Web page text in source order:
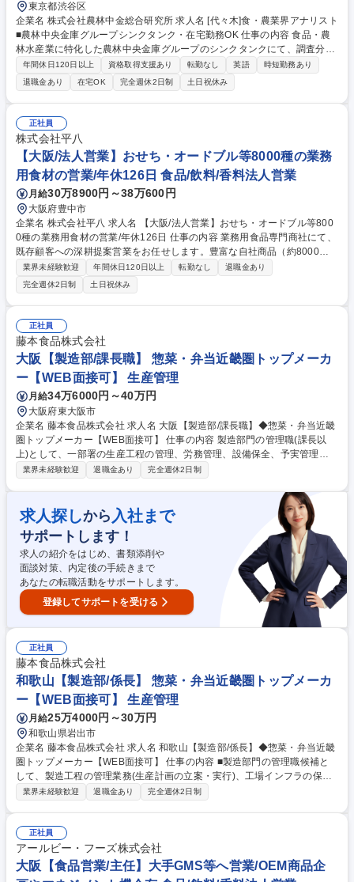
東京都渋谷区
企業名 株式会社農林中金総合研究所 求人名 [代々木]食・農業界アナリスト
■農林中央金庫グループシンクタンク・在宅勤務OK 仕事の内容 食品・農
林水産業に特化した農林中央金庫グループのシンクタンクにて、調査分析
から経営提言まで担当。日本の食と農の未来に貢献できるポジション。在
宅勤務・フレックスタイムを活用し、自分らしい働き方が可能。 【具体的
には】農林中央金庫取引先企業に対し、業界動向分析や経営課題の整理、
事業戦略に関する提言を実施。官公庁・民間企業からの受託調査も推進し
ます。全国のJA・JF・森林組合とのネットワークや農林中央金庫グループ
の知見を活かし、食農バリューチェーン全体の発展に貢献できます。 【働
き方】現場ヒアリングやフィールドワークも柔軟に行い、裁量を持って業
務を推進できます。 募集職種 [代々木]食・農業界アナリスト■農林中央金
庫グループシンクタンク・在宅勤務OK
年間休日120日以上 資格取得支援あり 転勤なし 英語
時短勤務あり
退職金あり
在宅OK 完全週休2日制 土日祝休み
正社員
株式会社平八
【大阪/法人営業】おせち・オードブル等8000種の業務
用食材の営業/年休126日 食品/飲料/香料法人営業
月給30万8900円～38万600円
大阪府豊中市
企業名 株式会社平八 求人名 【大阪/法人営業】おせち・オードブル等800
0種の業務用食材の営業/年休126日 仕事の内容 業務用食品専門商社にて、
既存顧客への深耕提案営業をお任せします。豊富な自社商品（約8000品
目）やPB・OEM開発力を活かし、顧客の課題解決に向けた提案を行うや
りがいのある環境です。 ≪詳細≫■外食向け問屋等（約50社）への定期訪
問・深耕提案 ■おせちや四季の料理、創作オードブル食材（チーズ生ハ
ム、チキンロースト等）、冷凍水産品（はも等）、海外直輸入の農水産加
工品など、約8000品目に及ぶ自社オリジナル食材の提案 ■顧客ニーズを反
映したPB・OEM商品の企画・開発提案 ■展示会出展や新規開拓（2年目以
降に担当） ■エリア出張（月1～2回／直行直帰可） 募集職種 【大阪/法人
営業】おせち・オードブル等8000種の業務用食材の営業/年休126日
業界未経験歓迎 年間休日120日以上 転勤なし
退職金あり
完全週休2日制
土日祝休み
正社員
藤本食品株式会社
大阪【製造部/課長職】 惣菜・弁当近畿圏トップメーカ
ー【WEB面接可】 生産管理
月給34万6000円～40万円
大阪府東大阪市
企業名 藤本食品株式会社 求人名 大阪【製造部/課長職】◆惣菜・弁当近畿
圏トップメーカー【WEB面接可】 仕事の内容 製造部門の管理職(課長以
上)として、一部署の生産工程の管理、労務管理、設備保全、予実管理と
いった業務を中心にお任せいたします。マネジメントするパート・実習生
務範囲を工場全体に広げて頂きます。特に、生産性向上や品質改善/設備投
資計画/工場全体の予実管理といった業務をお任せします【やりがい】何よ
りスケールの大きなマネジメント経験を積むことが可能です。製造管理者
として最大100名規模のメンバー管理、1日4～6万点に及ぶ製品の製造管
理、数億円/月の予実管理もやりがいのある仕事です。 募集職種 大阪【製
造部/課長職】◆惣菜・弁当近畿圏トップメーカー【WEB面接可】
業界未経験歓迎 退職金あり 完全週休2日制
求人探しから 入社まで
サポートします！
求人の紹介をはじめ、書類添削や
面談対策、内定後の手続きまで
あなたの転職活動をサポートします。
登録してサポートを受ける
正社員
藤本食品株式会社
和歌山【製造部/係長】 惣菜・弁当近畿圏トップメーカ
ー【WEB面接可】 生産管理
月給25万4000円～30万円
和歌山県岩出市
企業名 藤本食品株式会社 求人名 和歌山【製造部/係長】◆惣菜・弁当近畿
圏トップメーカー【WEB面接可】 仕事の内容 ■製造部門の管理職候補と
して、製造工程の管理業務(生産計画の立案・実行)、工場インフラの保守
管理、従業員の労務管理、予実管理、生産性向上活動、品質改善、メンバ
善と向上、工場内のシステム構築、メンバーのマネジメントといった業務
をお任せします。【やりがい】何よりスケールの大きなマネジメント経験
を積むことが可能です。製造管理者として最大500名規模のメンバー管
理、1日5～6万点に及ぶ製品の製造管理は、他の職務ではなかなか経験で
業界未経験歓迎 退職金あり 完全週休2日制
正社員
アールビー・フーズ株式会社
大阪【食品営業/主任】大手GMS等へ営業/OEM商品企